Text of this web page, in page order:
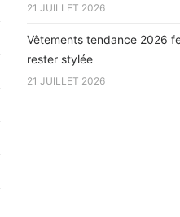
21 JUILLET 2026
Vêtements tendance 2026
rester stylée
21 JUILLET 2026